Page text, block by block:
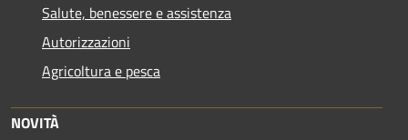
Salute, benessere e assistenza
Autorizzazioni
Agricoltura e pesca
NOVITÀ